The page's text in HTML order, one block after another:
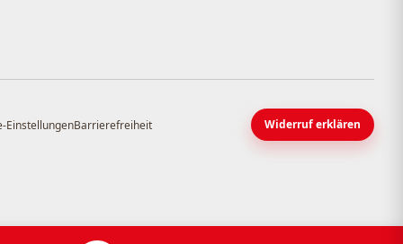
EinstellungenBarrierefreiheit Widerruf erklären